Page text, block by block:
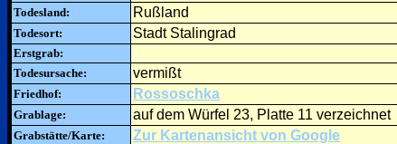
Todesland:
Rußland
Todesort: Stadt Stalingrad
Erstgrab:
Todesursache:
vermißt
Friedhof: Rossoschka
Grablage: auf dem Würfel 23, Platte 11 verzeichnet
Grabstätte/Karte: Zur Kartenansicht von Google